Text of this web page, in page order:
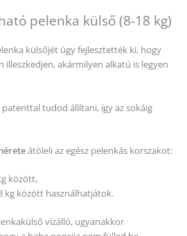
pelenka külső (8-18 kg)
külsőjét úgy fejlesztették ki, hogy
illeszkedjen, akármilyen alkatú is legyen
tudod állítani, így az sokáig
átöleli az egész pelenkás korszakot:
között,
kg között használhatjátok.
vízálló, ugyanakkor